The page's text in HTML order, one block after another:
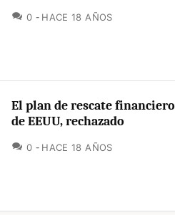
0 COMENTARIOS
HACE 18 AÑOS
El plan de rescate financiero
de EEUU, rechazado
0 COMENTARIOS
HACE 18 AÑOS